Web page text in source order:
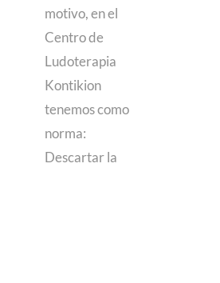
motivo, en el
Centro de
Ludoterapia
Kontikion
tenemos como
norma:
Descartar la